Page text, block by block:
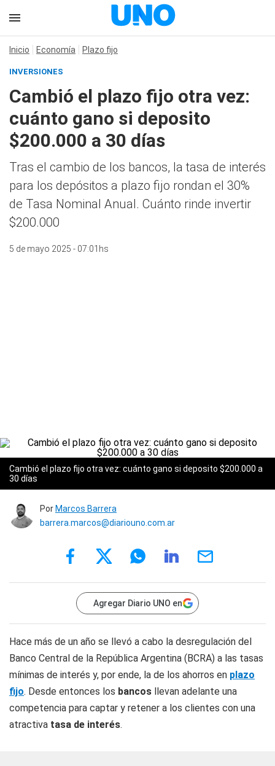
Inicio Economía Plazo fijo
INVERSIONES
Cambió el plazo fijo otra vez:
cuánto gano si deposito
$200.000 a 30 días
Tras el cambio de los bancos, la tasa de interés
para los depósitos a plazo fijo rondan el 30%
de Tasa Nominal Anual. Cuánto rinde invertir
$200.000
5 de mayo 2025 - 07:01hs
Cambió el plazo fijo otra vez: cuánto gano si deposito $200.000 a
30 días
Por Marcos Barrera
barrera.marcos@diariouno.com.ar
Agregar Diario UNO en
Hace más de un año se llevó a cabo la desregulación del
Banco Central de la República Argentina (BCRA) a las tasas
mínimas de interés y, por ende, la de los ahorros en plazo
fijo. Desde entonces los bancos llevan adelante una
competencia para captar y retener a los clientes con una
atractiva tasa de interés.